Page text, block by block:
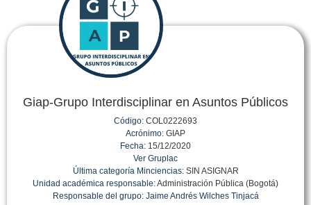
Giap-Grupo Interdisciplinar en Asuntos Públicos
Código: COL0222693
Acrónimo: GIAP
Fecha: 15/12/2020
Ver Gruplac
Última categoría Minciencias:SIN ASIGNAR
Unidad académica responsable:Administración Pública (Bogotá)
Responsable del grupo: Jaime Andrés Wilches Tinjacá